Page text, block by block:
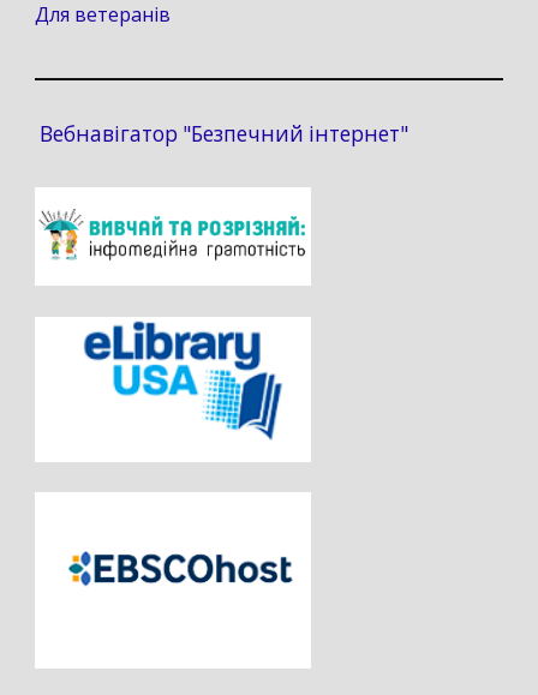
Для ветеранів
Вебнавігатор "Безпечний інтернет"